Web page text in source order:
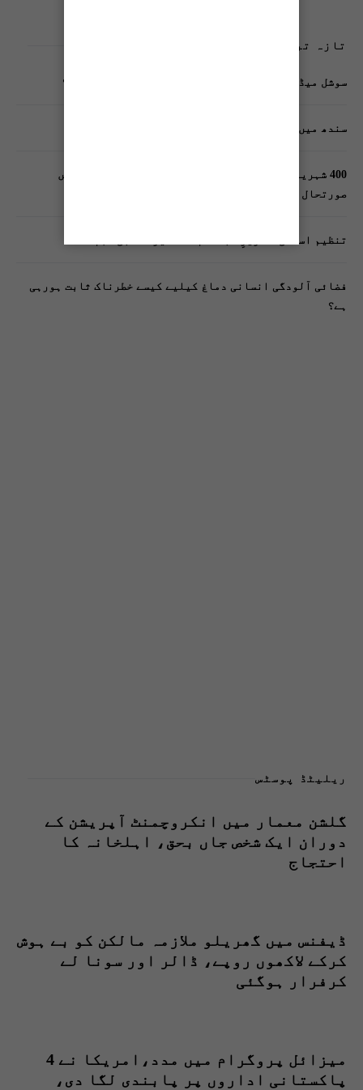
تازہ ترین پوسٹس
سوشل میڈیا پر وکڑی پوسٹ ڈیجیٹل شناخت کیلیے خطرہ؟
سندھ میں گاڑیوں کی انشورنس لازمی قرار
400 شہریوں کیلئے ایک پولیس اہلکار لازمی، کراچی میں
صورتحال کیا ہے؟
تنظیم اسلامی کے زیرِ اہتمام ملک گیر آگاہی مہم!
فضائی آلودگی انسانی دماغ کیلیے کیسے خطرناک ثابت ہورہی
ہے؟
ریلیٹڈ پوسٹس
گلشن معمار میں انکروچمنٹ آپریشن کے
دوران ایک شخص جاں بحق، اہلخانہ کا
احتجاج
ڈیفنس میں گھریلو ملازمہ مالکن کو بے ہوش
کرکے لاکھوں روپے، ڈالر اور سونا لے
کرفرار ہوگئی
میزائل پروگرام میں مدد،امریکا نے 4
پاکستانی اداروں پر پابندی لگا دی،